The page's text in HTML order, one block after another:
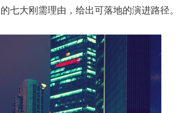
七大刚需理由，给出可落地的演进路径。